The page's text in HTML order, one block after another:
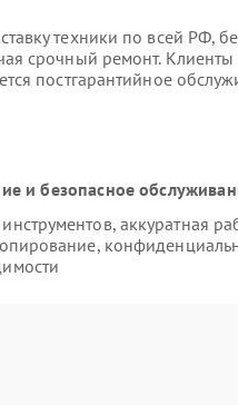
техники по всей РФ,
срочный ремонт. Клиенты
постгарантийное
и безопасное
аккуратная